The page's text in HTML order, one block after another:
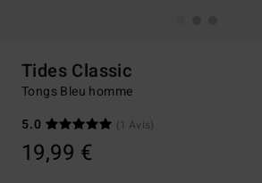
Tides Classic
Tongs Bleu homme
5.0
(1 Avis)
19,99 €